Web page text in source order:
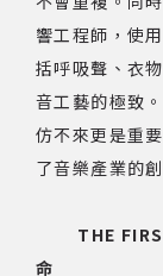
響工程師，使
括呼吸聲、衣
音工藝的極致
仿不來更是重
了音樂產業的
THE
命